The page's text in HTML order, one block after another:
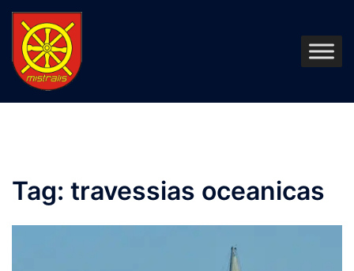
Pular
para
conteúdo
Tag: travessias oceanicas